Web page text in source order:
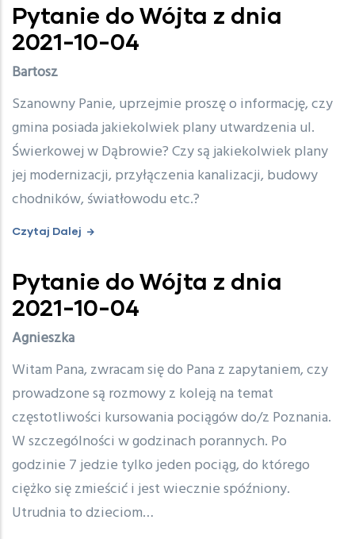
Pytanie do Wójta z dnia
2021-10-04
Bartosz
Szanowny Panie, uprzejmie proszę o informację, czy
gmina posiada jakiekolwiek plany utwardzenia ul.
Świerkowej w Dąbrowie? Czy są jakiekolwiek plany
jej modernizacji, przyłączenia kanalizacji, budowy
chodników, światłowodu etc.?
Czytaj Dalej
Pytanie do Wójta z dnia
2021-10-04
Agnieszka
Witam Pana, zwracam się do Pana z zapytaniem, czy
prowadzone są rozmowy z koleją na temat
częstotliwości kursowania pociągów do/z Poznania.
W szczególności w godzinach porannych. Po
godzinie 7 jedzie tylko jeden pociąg, do którego
ciężko się zmieścić i jest wiecznie spóźniony.
Utrudnia to dzieciom…